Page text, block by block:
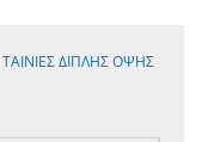
ΤΑΙΝΙΕΣ ∆ΙΠΛΗΣ ΟΨΗΣ